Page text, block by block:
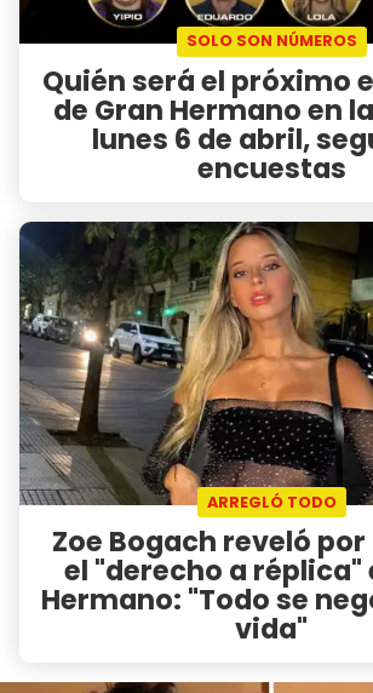
SOLO SON NÚMEROS
Quién será el próximo
de Gran Hermano en
lunes 6 de abril,
encuestas
ARREGLÓ TODO
Zoe Bogach reveló
el "derecho a réplica"
Hermano: "Todo se
vida"